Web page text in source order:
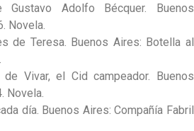
Adolfo Bécquer. Buenos
Novela.
de Teresa. Buenos Aires: Botella al
Vivar, el Cid campeador. Buenos
Novela.
día. Buenos Aires: Compañía Fabril